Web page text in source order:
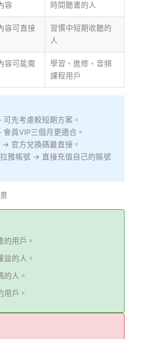
容
時間聽書的人
容可直接
習慣中短期收聽的
人
容可能需
學習、進修、音頻
課程用戶
先考慮較短期方案。
員VIP三個月更適合。
→ 官方兌換碼最直接。
雅帳號 → 直接充值自己的賬號
的用戶。
益的人。
的人。
用戶。